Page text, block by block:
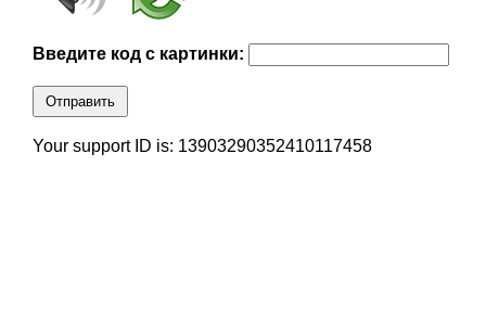
Введите код с картинки:
Отправить
Your support ID is: 13903290352410117458